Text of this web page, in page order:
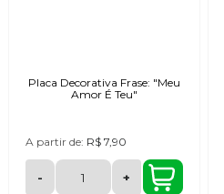
Placa Decorativa Frase: "Meu
Amor É Teu"
A partir de: R$ 7,90
- +